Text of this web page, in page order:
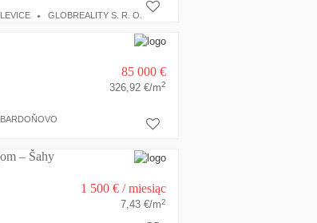
GLOBREALITY S. R. O.
85 000 €
326,92 €/m2
– Šahy
1 500 €/ miesiąc
7,43 €/m2